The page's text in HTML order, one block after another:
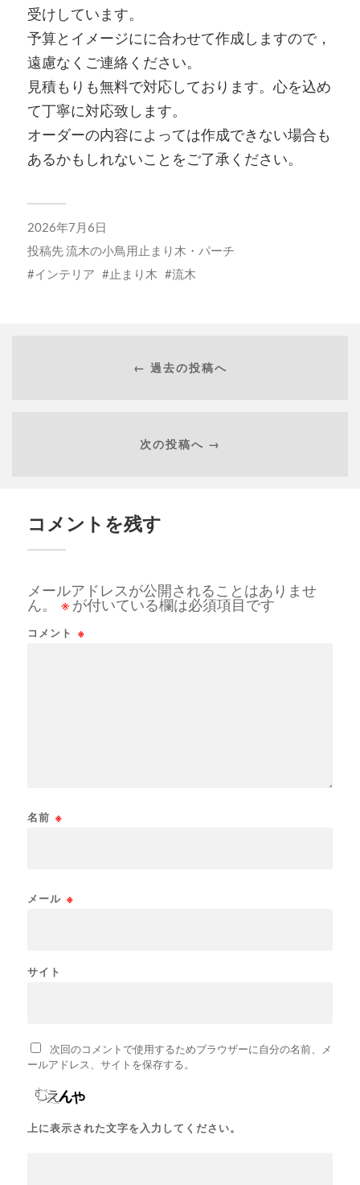
受けしています。
予算とイメージにに合わせて作成しますので，
遠慮なくご連絡ください。
見積もりも無料で対応しております。心を込め
て丁寧に対応致します。
オーダーの内容によっては作成できない場合も
あるかもしれないことをご了承ください。
2026年7月6日
投稿先流木の小鳥用止まり木・パーチ
インテリア
止まり木 流木
← 過去の投稿へ
次の投稿へ →
コメントを残す
メールアドレスが公開されることはありませ
ん。
※ が付いている欄は必須項目です
コメント ※
名前 ※
メール ※
サイト
次回のコメントで使用するためブラウザーに自分の名前、メ
ールアドレス、サイトを保存する。
上に表示された文字を入力してください。